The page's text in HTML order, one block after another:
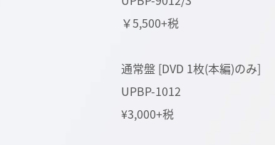
￥5,500+税
通常盤 [DVD 1枚(本編)のみ]
UPBP-1012
¥3,000+税